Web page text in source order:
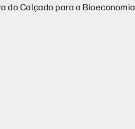
do Calçado para a Bioeconomia